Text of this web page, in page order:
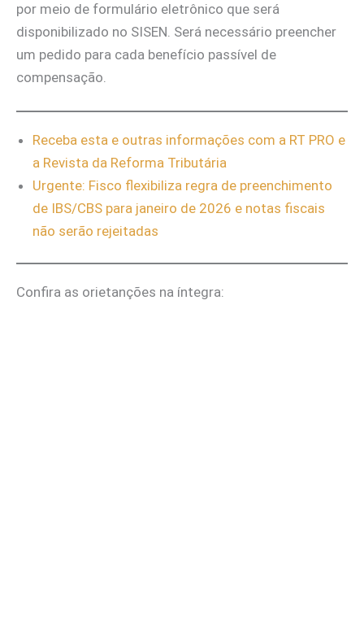
por meio de formulário eletrônico que será
disponibilizado no SISEN. Será necessário preencher
um pedido para cada benefício passível de
compensação.
Receba esta e outras informações com a RT PRO e
a Revista da Reforma Tributária
Urgente: Fisco flexibiliza regra de preenchimento
de IBS/CBS para janeiro de 2026 e notas fiscais
não serão rejeitadas
Confira as orietanções na íntegra: